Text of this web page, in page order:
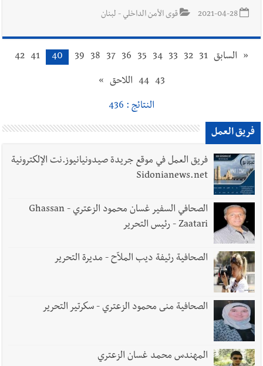
2021-04-28 قوى الأمن الداخلي - لبنان
« السابق 31
32
33
34
35
36
37
38
39
40
41
42
43
44 اللاحق »
النتائج : 436
فريق العمل
فريق العمل في موقع جريدة صيدونيانيوز.نت الإلكترونية
Sidonianews.net
الصحافي السفير غسان محمود الزعتري - Ghassan
Zaatari - رئيس التحرير
الصحافية رئيفة ديب الملاّح - مديرة التحرير
الصحافية منى محمود الزعتري - سكرتير التحرير
المهندس محمد غسان الزعتري